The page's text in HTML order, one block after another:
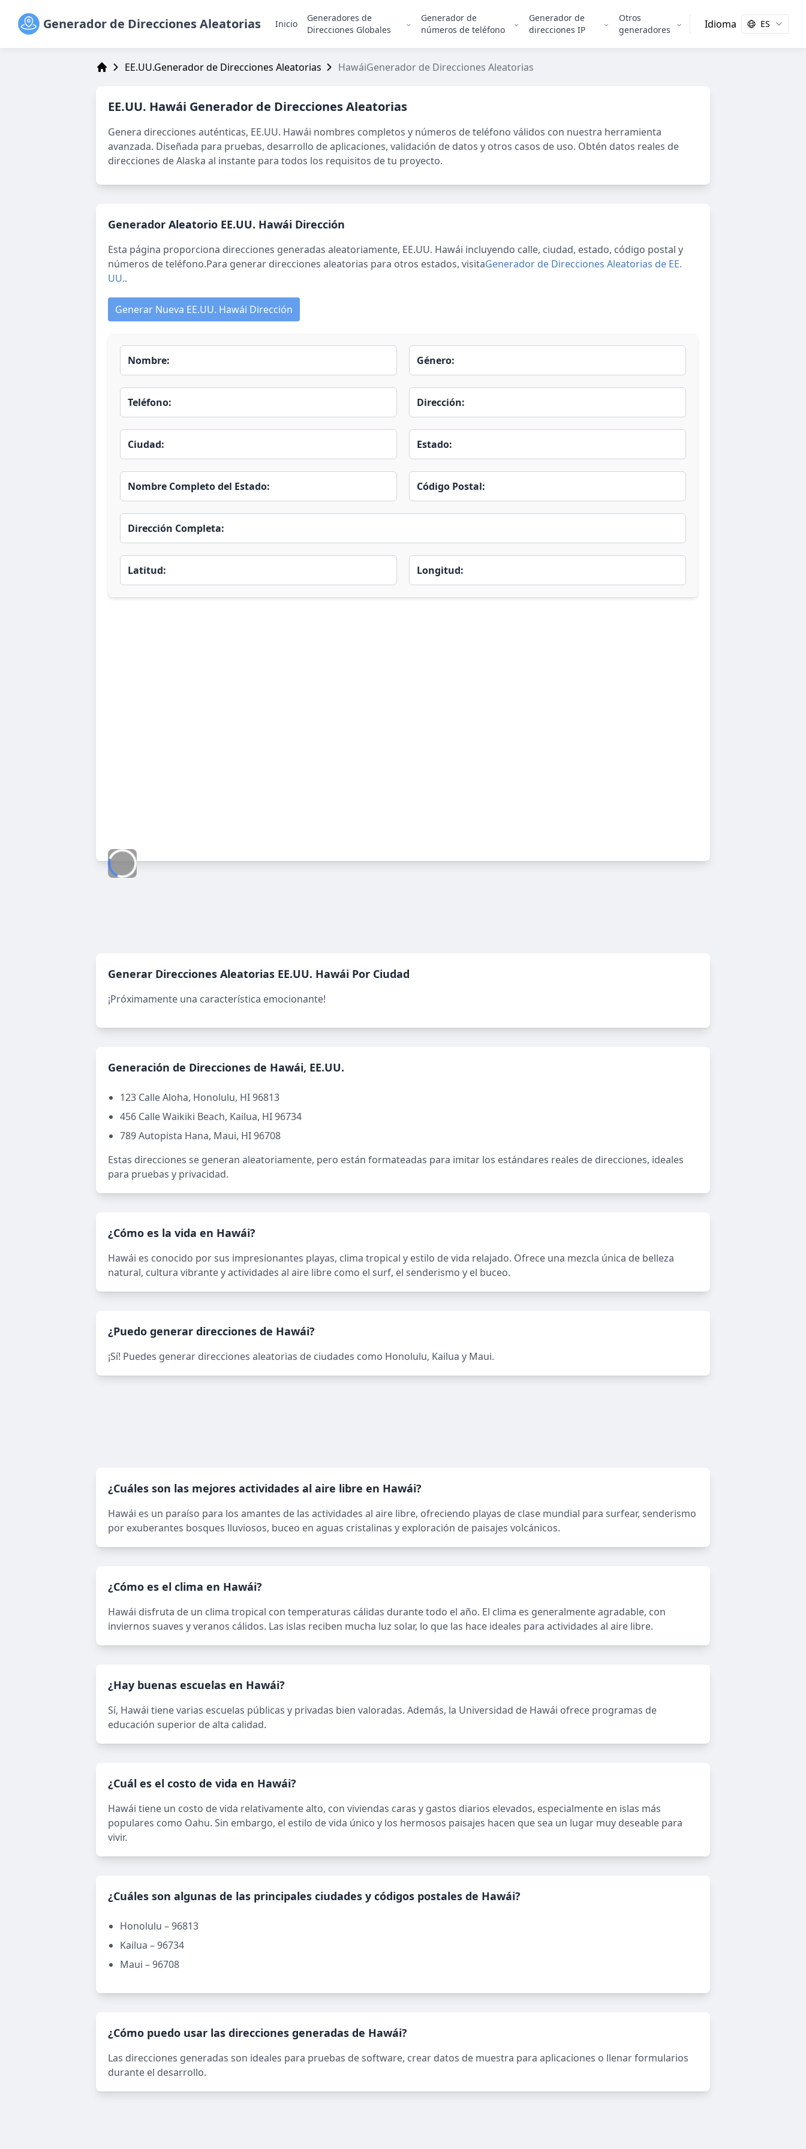
Generador de Direcciones Aleatorias Inicio
Generadores de
Direcciones Globales
Generador de
números de teléfono
Generador de
direcciones IP
Otros
generadores
Idioma ES
EE.UU.Generador de Direcciones Aleatorias HawáiGenerador de Direcciones Aleatorias
EE.UU. Hawái Generador de Direcciones Aleatorias
Genera direcciones auténticas, EE.UU. Hawái nombres completos y números de teléfono válidos con nuestra herramienta
avanzada. Diseñada para pruebas, desarrollo de aplicaciones, validación de datos y otros casos de uso. Obtén datos reales de
direcciones de Alaska al instante para todos los requisitos de tu proyecto.
Generador Aleatorio EE.UU. Hawái Dirección
Esta página proporciona direcciones generadas aleatoriamente, EE.UU. Hawái incluyendo calle, ciudad, estado, código postal y
números de teléfono.Para generar direcciones aleatorias para otros estados, visitaGenerador de Direcciones Aleatorias de EE.
UU..
Generar Nueva EE.UU. Hawái Dirección
Nombre: Género:
Teléfono: Dirección:
Ciudad: Estado:
Nombre Completo del Estado: Código Postal:
Dirección Completa:
Latitud: Longitud:
Generar Direcciones Aleatorias EE.UU. Hawái Por Ciudad
¡Próximamente una característica emocionante!
Generación de Direcciones de Hawái, EE.UU.
123 Calle Aloha, Honolulu, HI 96813
456 Calle Waikiki Beach, Kailua, HI 96734
789 Autopista Hana, Maui, HI 96708
Estas direcciones se generan aleatoriamente, pero están formateadas para imitar los estándares reales de direcciones, ideales
para pruebas y privacidad.
¿Cómo es la vida en Hawái?
Hawái es conocido por sus impresionantes playas, clima tropical y estilo de vida relajado. Ofrece una mezcla única de belleza
natural, cultura vibrante y actividades al aire libre como el surf, el senderismo y el buceo.
¿Puedo generar direcciones de Hawái?
¡Sí! Puedes generar direcciones aleatorias de ciudades como Honolulu, Kailua y Maui.
¿Cuáles son las mejores actividades al aire libre en Hawái?
Hawái es un paraíso para los amantes de las actividades al aire libre, ofreciendo playas de clase mundial para surfear, senderismo
por exuberantes bosques lluviosos, buceo en aguas cristalinas y exploración de paisajes volcánicos.
¿Cómo es el clima en Hawái?
Hawái disfruta de un clima tropical con temperaturas cálidas durante todo el año. El clima es generalmente agradable, con
inviernos suaves y veranos cálidos. Las islas reciben mucha luz solar, lo que las hace ideales para actividades al aire libre.
¿Hay buenas escuelas en Hawái?
Sí, Hawái tiene varias escuelas públicas y privadas bien valoradas. Además, la Universidad de Hawái ofrece programas de
educación superior de alta calidad.
¿Cuál es el costo de vida en Hawái?
Hawái tiene un costo de vida relativamente alto, con viviendas caras y gastos diarios elevados, especialmente en islas más
populares como Oahu. Sin embargo, el estilo de vida único y los hermosos paisajes hacen que sea un lugar muy deseable para
vivir.
¿Cuáles son algunas de las principales ciudades y códigos postales de Hawái?
Honolulu – 96813
Kailua – 96734
Maui – 96708
¿Cómo puedo usar las direcciones generadas de Hawái?
Las direcciones generadas son ideales para pruebas de software, crear datos de muestra para aplicaciones o llenar formularios
durante el desarrollo.